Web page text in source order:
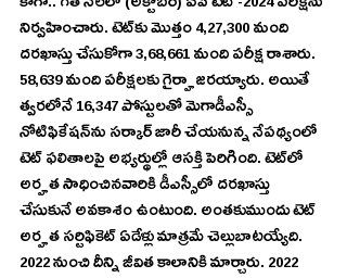
నిర్వహించారు. టెట్‌కు మొత్తం 4,27,300 మంది
దరఖాస్తు చేసుకోగా 3,68,661 మంది పరీక్ష రాశారు.
58,639 మంది పరీక్షలకు గైర్హాజరయ్యారు. అయితే
త్వరలోనే 16,347 పోస్టులతో మెగాడీఎస్సీ
నోటిఫికేషన్‌‌ను సర్కార్ జారీ చేయనున్న నేపథ్యంలో
టెట్‌ ఫలితాలపై అభ్యర్థుల్లో ఆసక్తి పెరిగింది. టెట్‌లో
అర్హత సాధించినవారికి డీఎస్సీలో దరఖాస్తు
చేసుకునే అవకాశం ఉంటుంది. అంతకుముందు టెట్‌
అర్హత సర్టిఫికెట్‌ ఏడేళ్లు మాత్రమే చెల్లుబాటయ్యేది.
2022 నుంచి దీన్ని జీవిత కాలానికి మార్చారు. 2022